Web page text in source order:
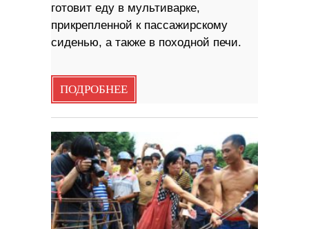
готовит еду в мультиварке,
прикрепленной к пассажирскому
сиденью, а также в походной печи.
ПОДРОБНЕЕ